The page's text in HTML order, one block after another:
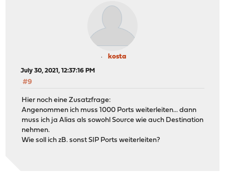
kosta
July 30, 2021, 12:37:16 PM
#9
Hier noch eine Zusatzfrage:
Angenommen ich muss 1000 Ports weiterleiten... dann
muss ich ja Alias als sowohl Source wie auch Destination
nehmen.
Wie soll ich zB. sonst SIP Ports weiterleiten?